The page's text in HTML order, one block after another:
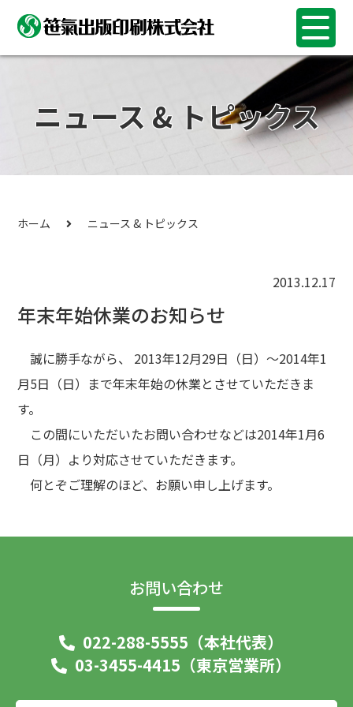
ニュース & トピックス
ホーム ニュース & トピックス
2013.12.17
年末年始休業のお知らせ
誠に勝手ながら、 2013年12月29日（日）～2014年1
月5日（日）まで年末年始の休業とさせていただきま
す。
この間にいただいたお問い合わせなどは2014年1月6
日（月）より対応させていただきます。
何とぞご理解のほど、お願い申し上げます。
お問い合わせ
022-288-5555（本社代表）
03-3455-4415（東京営業所）